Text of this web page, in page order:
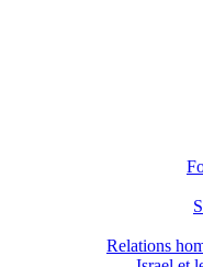
Relations